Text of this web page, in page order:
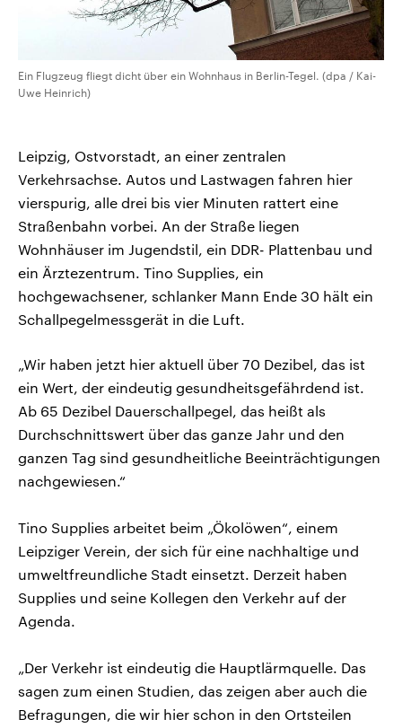
Ein Flugzeug fliegt dicht über ein Wohnhaus in Berlin-Tegel. (dpa / Kai-
Uwe Heinrich)
Leipzig, Ostvorstadt, an einer zentralen
Verkehrsachse. Autos und Lastwagen fahren hier
vierspurig, alle drei bis vier Minuten rattert eine
Straßenbahn vorbei. An der Straße liegen
Wohnhäuser im Jugendstil, ein DDR- Plattenbau und
ein Ärztezentrum. Tino Supplies, ein
hochgewachsener, schlanker Mann Ende 30 hält ein
Schallpegelmessgerät in die Luft.
„Wir haben jetzt hier aktuell über 70 Dezibel, das ist
ein Wert, der eindeutig gesundheitsgefährdend ist.
Ab 65 Dezibel Dauerschallpegel, das heißt als
Durchschnittswert über das ganze Jahr und den
ganzen Tag sind gesundheitliche Beeinträchtigungen
nachgewiesen.“
Tino Supplies arbeitet beim „Ökolöwen“, einem
Leipziger Verein, der sich für eine nachhaltige und
umweltfreundliche Stadt einsetzt. Derzeit haben
Supplies und seine Kollegen den Verkehr auf der
Agenda.
„Der Verkehr ist eindeutig die Hauptlärmquelle. Das
sagen zum einen Studien, das zeigen aber auch die
Befragungen, die wir hier schon in den Ortsteilen